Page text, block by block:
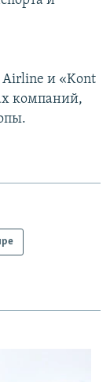
Airline и «Kont
компаний,